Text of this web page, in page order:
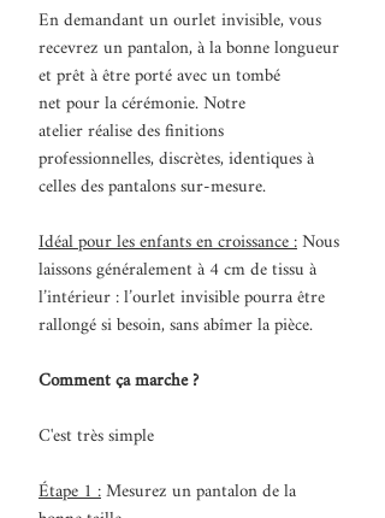
En demandant un ourlet invisible, vous
recevrez un pantalon, à la bonne longueur
et prêt à être porté avec un tombé
net pour la cérémonie. Notre
atelier réalise des finitions
professionnelles, discrètes, identiques à
celles des pantalons sur-mesure.
Idéal pour les enfants en croissance :Nous
laissons généralement à 4 cm de tissu à
l’intérieur : l’ourlet invisible pourra être
rallongé si besoin, sans abîmer la pièce.
Comment ça marche ?
C'est très simple
Étape 1 :Mesurez un pantalon de la